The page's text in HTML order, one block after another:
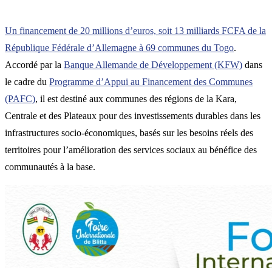
Un financement de 20 millions d’euros, soit 13 milliards FCFA de la
République Fédérale d’Allemagne à 69 communes du Togo.
Accordé par la Banque Allemande de Développement (KFW) dans
le cadre du Programme d’Appui au Financement des Communes
(PAFC), il est destiné aux communes des régions de la Kara,
Centrale et des Plateaux pour des investissements durables dans les
infrastructures socio-économiques, basés sur les besoins réels des
territoires pour l’amélioration des services sociaux au bénéfice des
communautés à la base.